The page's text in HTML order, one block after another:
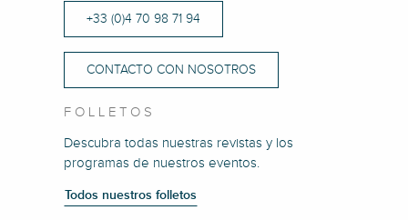
+33 (0)4 70 98 71 94
CONTACTO CON NOSOTROS
FOLLETOS
Descubra todas nuestras revistas y los
programas de nuestros eventos.
Todos nuestros folletos